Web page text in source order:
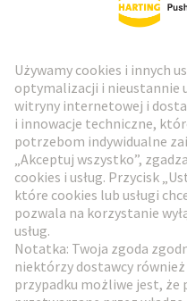
Przejdź do rejestracji
Social Media